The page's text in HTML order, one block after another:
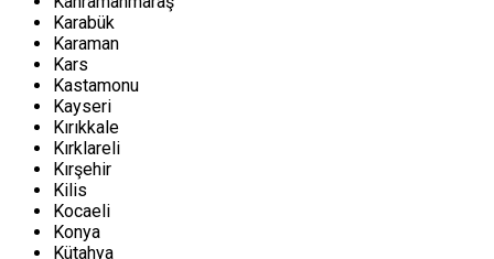
Karabük
Karaman
Kars
Kastamonu
Kayseri
Kırıkkale
Kırklareli
Kırşehir
Kilis
Kocaeli
Konya
Kütahya